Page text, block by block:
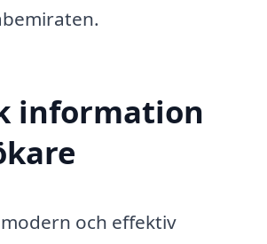
information
och effektiv